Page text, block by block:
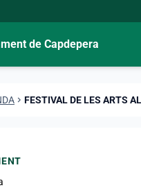
de Capdepera
CHEVRON_RIGHT FESTIVAL DE LES ARTS